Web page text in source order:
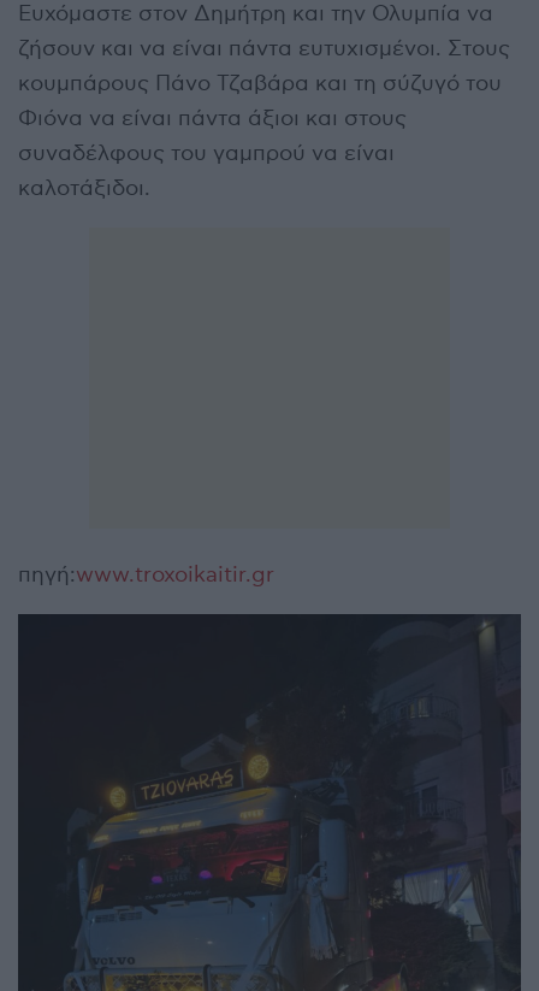
Ευχόμαστε στον Δημήτρη και την Ολυμπία να
ζήσουν και να είναι πάντα ευτυχισμένοι. Στους
κουμπάρους Πάνο Τζαβάρα και τη σύζυγό του
Φιόνα να είναι πάντα άξιοι και στους
συναδέλφους του γαμπρού να είναι
καλοτάξιδοι.
πηγή:www.troxoikaitir.gr